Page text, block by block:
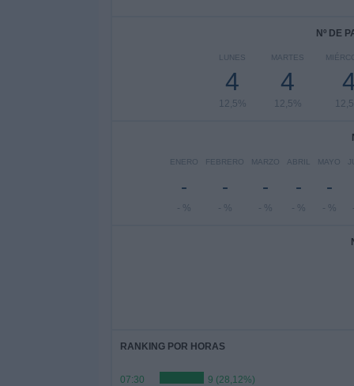
Nº DE
LUNES
4
12,5%
MARTES
4
12,5%
ENERO
-
- %
FEBRERO
-
- %
MARZO
-
- %
ABRIL
-
- %
MAYO
-
- %
RANKING POR HORAS
07:30
9 (28,12%)